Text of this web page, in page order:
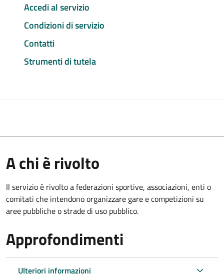
Accedi al servizio
Condizioni di servizio
Contatti
Strumenti di tutela
A chi è rivolto
Il servizio è rivolto a federazioni sportive, associazioni, enti o
comitati che intendono organizzare gare e competizioni su
aree pubbliche o strade di uso pubblico.
Approfondimenti
Ulteriori informazioni